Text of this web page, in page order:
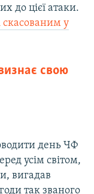
до цієї атаки.
скасованим у
свою
день ЧФ
усім світом,
вигадав
так званого